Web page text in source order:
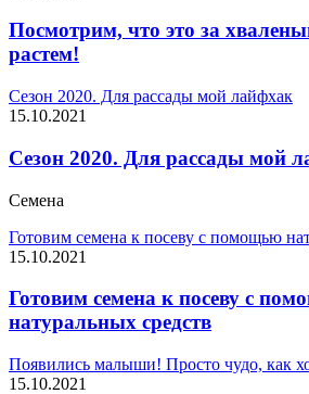
Посмотрим, что это за
растем!
Сезон 2020. Для рассады мой лайфхак
15.10.2021
Сезон 2020. Для рассады мой
Семена
Готовим семена к посеву с помощью
15.10.2021
Готовим семена к посеву с
натуральных средств
Появились малыши! Просто чудо, как
15.10.2021